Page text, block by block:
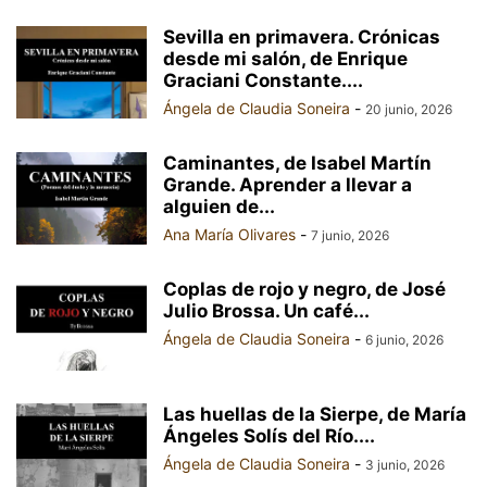
Sevilla en primavera. Crónicas
desde mi salón, de Enrique
Graciani Constante....
Ángela de Claudia Soneira - 20 junio, 2026
Caminantes, de Isabel Martín
Grande. Aprender a llevar a
alguien de...
Ana María Olivares - 7 junio, 2026
Coplas de rojo y negro, de José
Julio Brossa. Un café...
Ángela de Claudia Soneira - 6 junio, 2026
Las huellas de la Sierpe, de María
Ángeles Solís del Río....
Ángela de Claudia Soneira - 3 junio, 2026